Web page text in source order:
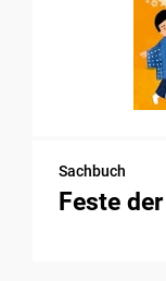
Sachbuch
Feste